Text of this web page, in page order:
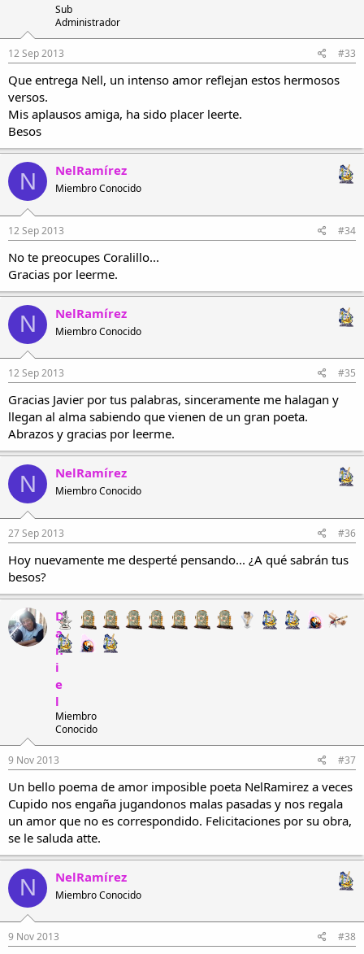
Sub
Administrador
12 Sep 2013 #33
Que entrega Nell, un intenso amor reflejan estos hermosos
versos.
Mis aplausos amiga, ha sido placer leerte.
Besos
N NelRamírez
Miembro Conocido
12 Sep 2013 #34
No te preocupes Coralillo...
Gracias por leerme.
N NelRamírez
Miembro Conocido
12 Sep 2013 #35
Gracias Javier por tus palabras, sinceramente me halagan y
llegan al alma sabiendo que vienen de un gran poeta.
Abrazos y gracias por leerme.
N NelRamírez
Miembro Conocido
27 Sep 2013 #36
Hoy nuevamente me desperté pensando... ¿A qué sabrán tus
besos?
D
a
n
i
e
l
Miembro
Conocido
9 Nov 2013 #37
Un bello poema de amor imposible poeta NelRamirez a veces
Cupido nos engaña jugandonos malas pasadas y nos regala
un amor que no es correspondido. Felicitaciones por su obra,
se le saluda atte.
N NelRamírez
Miembro Conocido
9 Nov 2013 #38